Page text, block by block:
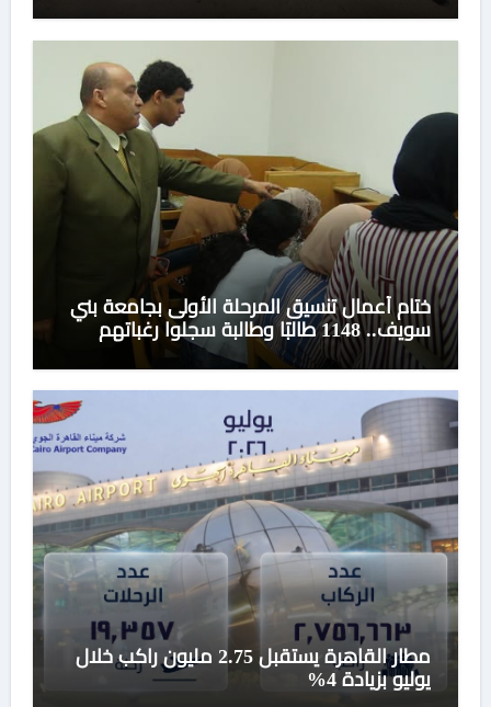
ختام أعمال تنسيق المرحلة الأولى بجامعة بني
سويف.. 1148 طالبًا وطالبة سجلوا رغباتهم
مطار القاهرة يستقبل 2.75 مليون راكب خلال
يوليو بزيادة 4%